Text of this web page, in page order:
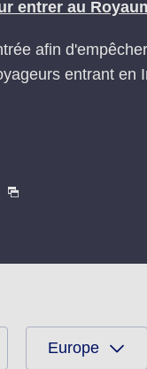
entrer au
afin
entrant en
Europe